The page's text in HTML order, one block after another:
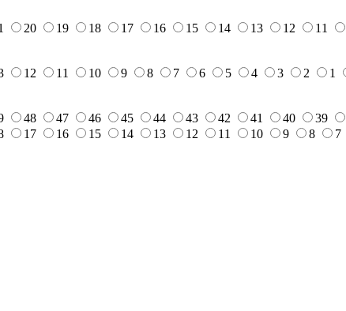
20 19 18 17 16 15 14 13 12 11
12 11 10 9 8 7 6 5 4 3 2 1
48 47 46 45 44 43 42 41 40 39
17 16 15 14 13 12 11 10 9 8 7